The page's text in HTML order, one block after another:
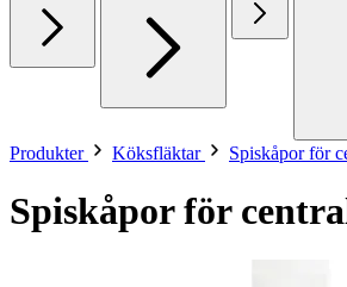
Produkter Köksfläktar Spiskåpor för
Spiskåpor för